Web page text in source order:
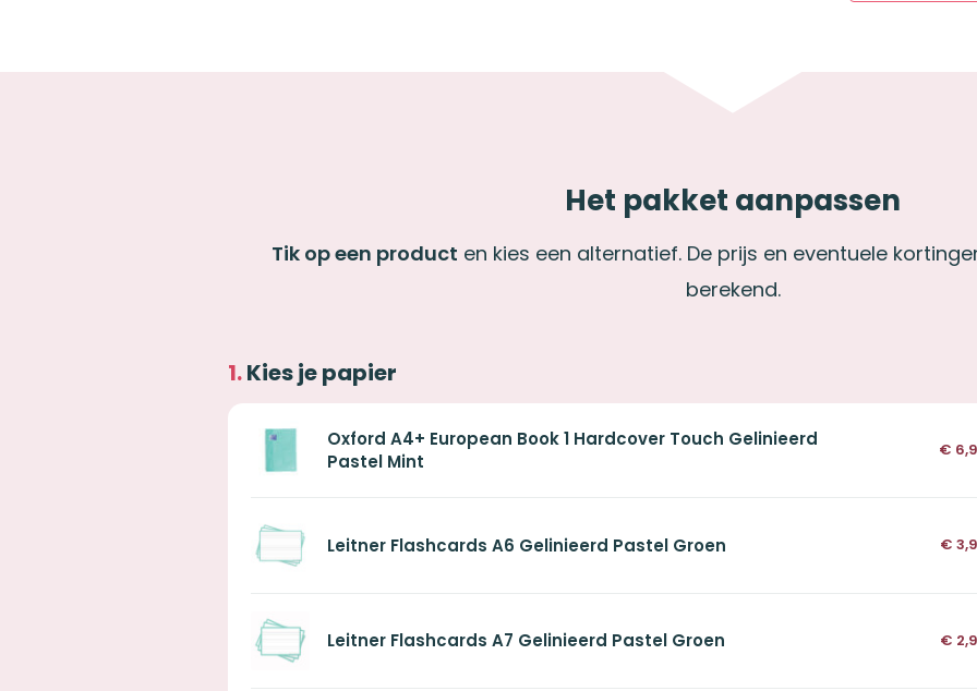
Het pakket aanpassen
Tik op een product en kies een alternatief. De prijs en eventuele
berekend.
Kies je papier
Oxford A4+ European Book 1 Hardcover Touch Gelinieerd
Pastel Mint
€
Leitner Flashcards A6 Gelinieerd Pastel Groen €
Leitner Flashcards A7 Gelinieerd Pastel Groen €